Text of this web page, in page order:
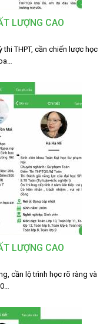
LƯỢNG CAO
THPT, cần chiến lược học
LƯỢNG CAO
cần lộ trình học rõ ràng và